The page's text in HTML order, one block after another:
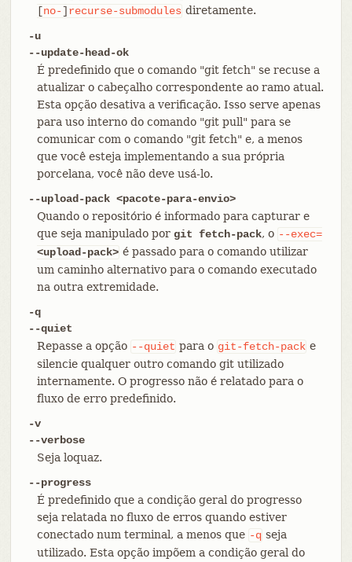
[no-] recurse-submodules diretamente.
-u
--update-head-ok
É predefinido que o comando "git fetch" se recuse a
atualizar o cabeçalho correspondente ao ramo atual.
Esta opção desativa a verificação. Isso serve apenas
para uso interno do comando "git pull" para se
comunicar com o comando "git fetch" e, a menos
que você esteja implementando a sua própria
porcelana, você não deve usá-lo.
--upload-pack <pacote-para-envio>
Quando o repositório é informado para capturar e
que seja manipulado por git fetch-pack, o --exec=
<upload-pack> é passado para o comando utilizar
um caminho alternativo para o comando executado
na outra extremidade.
-q
--quiet
Repasse a opção --quiet para o git-fetch-pack e
silencie qualquer outro comando git utilizado
internamente. O progresso não é relatado para o
fluxo de erro predefinido.
-v
--verbose
Seja loquaz.
--progress
É predefinido que a condição geral do progresso
seja relatada no fluxo de erros quando estiver
conectado num terminal, a menos que -q seja
utilizado. Esta opção impõem a condição geral do